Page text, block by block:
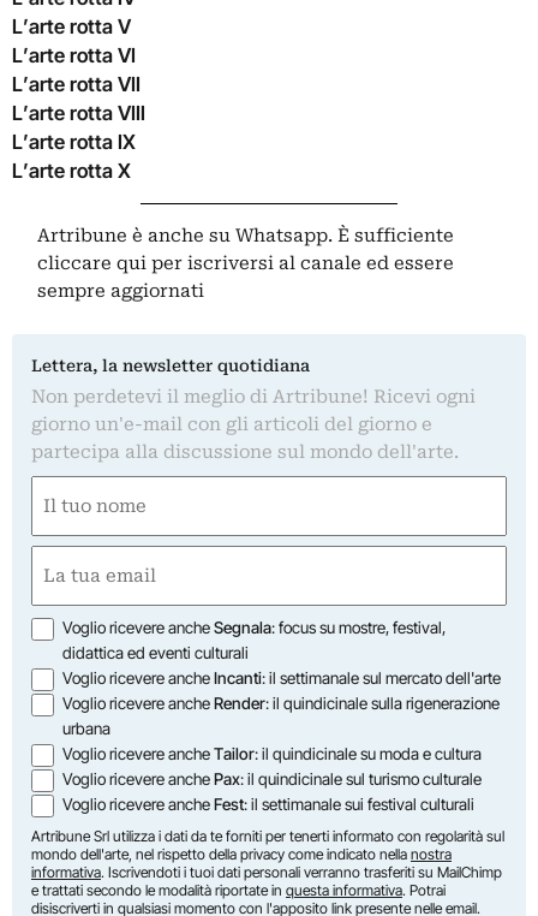
L’arte rotta V
L’arte rotta VI
L’arte rotta VII
L’arte rotta VIII
L’arte rotta IX
L’arte rotta X
Artribune è anche su Whatsapp. È sufficiente
cliccare qui per iscriversi al canale ed essere
sempre aggiornati
Lettera, la newsletter quotidiana
Non perdetevi il meglio di Artribune! Ricevi ogni
giorno un'e-mail con gli articoli del giorno e
partecipa alla discussione sul mondo dell'arte.
(Obbligatorio)
Nome
(Obbligatorio)
Opzioni
Voglio ricevere ancheSegnala: focus su mostre, festival,
didattica ed eventi culturali
Voglio ricevere ancheIncanti: il settimanale sul mercato dell'arte
Voglio ricevere ancheRender: il quindicinale sulla rigenerazione
urbana
Voglio ricevere ancheTailor: il quindicinale su moda e cultura
Voglio ricevere anchePax: il quindicinale sul turismo culturale
Voglio ricevere ancheFest: il settimanale sui festival culturali
Artribune Srl utilizza i dati da te forniti per tenerti informato con regolarità sul
mondo dell'arte, nel rispetto della privacy come indicato nella nostra
informativa. Iscrivendoti i tuoi dati personali verranno trasferiti su MailChimp
e trattati secondo le modalità riportate in questa informativa. Potrai
disiscriverti in qualsiasi momento con l'apposito link presente nelle email.